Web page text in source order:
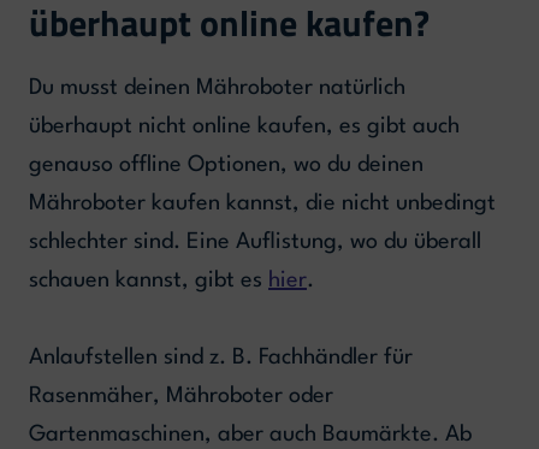
überhaupt online kaufen?
Du musst deinen Mähroboter natürlich
überhaupt nicht online kaufen, es gibt auch
genauso offline Optionen, wo du deinen
Mähroboter kaufen kannst, die nicht unbedingt
schlechter sind. Eine Auflistung, wo du überall
schauen kannst, gibt es hier.
Anlaufstellen sind z. B. Fachhändler für
Rasenmäher, Mähroboter oder
Gartenmaschinen, aber auch Baumärkte. Ab